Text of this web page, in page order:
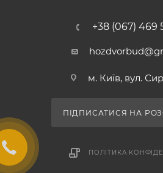
+38 (067) 469
м. Київ, вул.
ПІДПИСАТИСЯ НА
ПОЛІТИКА